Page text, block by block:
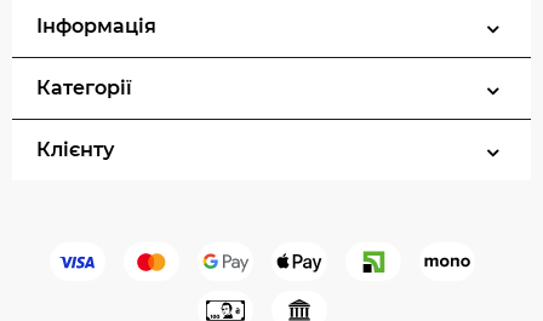
Інформація
Категорії
Клієнту